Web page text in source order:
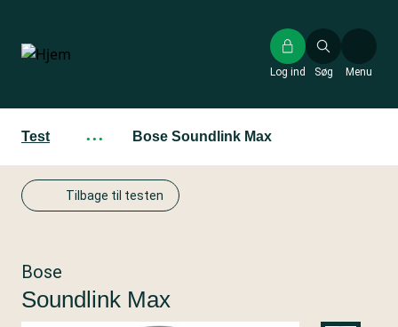
hovedindhold
Søg
Log ind Menu
Test ··· Bose Soundlink Max
Tilbage til testen
Bose
Soundlink Max